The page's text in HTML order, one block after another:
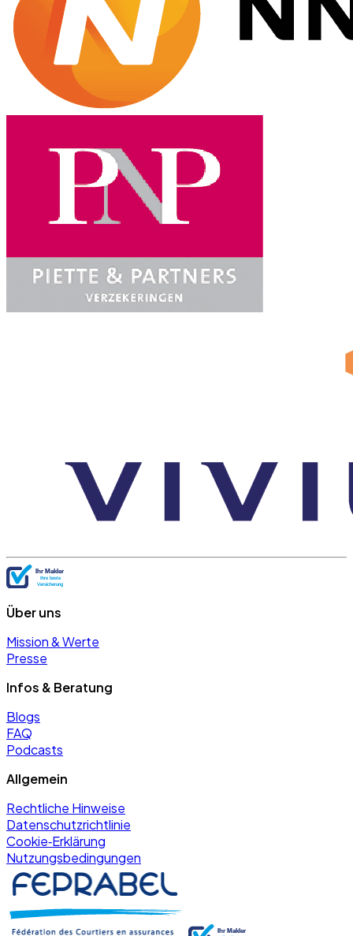
Über uns
Mission & Werte
Presse
Infos & Beratung
Blogs
FAQ
Podcasts
Allgemein
Rechtliche Hinweise
Datenschutzrichtlinie
Cookie‑Erklärung
Nutzungsbedingungen